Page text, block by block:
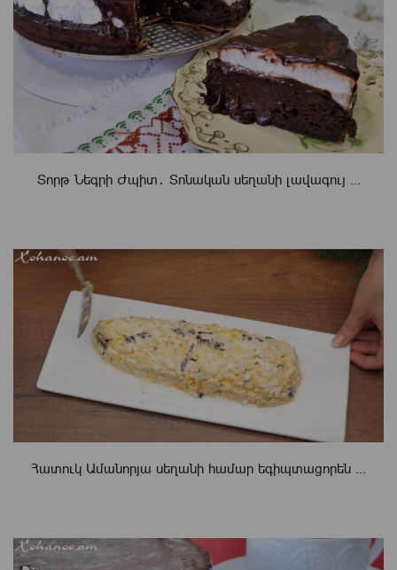
Տորթ Նեգրի Ժպիտ․ Տոնական սեղանի լավագույ ...
Հատուկ Ամանորյա սեղանի համար եգիպտացորեն ...